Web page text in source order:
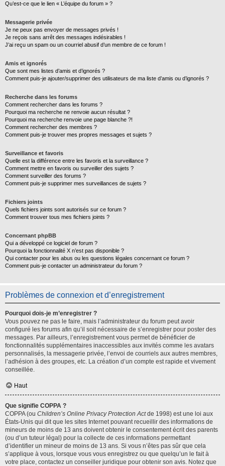
Qu’est-ce que le lien « L’équipe du forum » ?
Messagerie privée
Je ne peux pas envoyer de messages privés !
Je reçois sans arrêt des messages indésirables !
J’ai reçu un spam ou un courriel abusif d’un membre de ce forum !
Amis et ignorés
Que sont mes listes d’amis et d’ignorés ?
Comment puis-je ajouter/supprimer des utilisateurs de ma liste d’amis ou d’ignorés ?
Recherche dans les forums
Comment rechercher dans les forums ?
Pourquoi ma recherche ne renvoie aucun résultat ?
Pourquoi ma recherche renvoie une page blanche ?!
Comment rechercher des membres ?
Comment puis-je trouver mes propres messages et sujets ?
Surveillance et favoris
Quelle est la différence entre les favoris et la surveillance ?
Comment mettre en favoris ou surveiller des sujets ?
Comment surveiller des forums ?
Comment puis-je supprimer mes surveillances de sujets ?
Fichiers joints
Quels fichiers joints sont autorisés sur ce forum ?
Comment trouver tous mes fichiers joints ?
Concernant phpBB
Qui a développé ce logiciel de forum ?
Pourquoi la fonctionnalité X n’est pas disponible ?
Qui contacter pour les abus ou les questions légales concernant ce forum ?
Comment puis-je contacter un administrateur du forum ?
Problèmes de connexion et d’enregistrement
Pourquoi dois-je m’enregistrer ?
Vous pouvez ne pas le faire, mais l’administrateur du forum peut avoir
configuré les forums afin qu’il soit nécessaire de s’enregistrer pour poster des
messages. Par ailleurs, l’enregistrement vous permet de bénéficier de
fonctionnalités supplémentaires inaccessibles aux invités comme les avatars
personnalisés, la messagerie privée, l’envoi de courriels aux autres membres,
l’adhésion à des groupes, etc. La création d’un compte est rapide et vivement
conseillée.
Haut
Que signifie COPPA ?
COPPA (ou Children’s Online Privacy Protection Actde 1998) est une loi aux
États-Unis qui dit que les sites Internet pouvant recueillir des informations de
mineurs de moins de 13 ans doivent obtenir le consentement écrit des parents
(ou d’un tuteur légal) pour la collecte de ces informations permettant
d’identifier un mineur de moins de 13 ans. Si vous n’êtes pas sûr que cela
s’applique à vous, lorsque vous vous enregistrez ou que quelqu’un le fait à
votre place, contactez un conseiller juridique pour obtenir son avis. Notez que